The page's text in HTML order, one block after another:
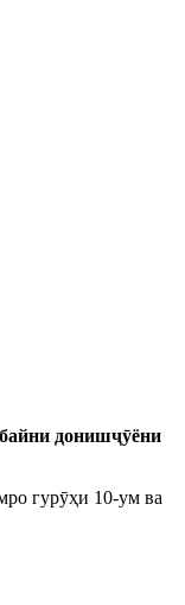
донишҷӯёни
гурӯҳи 10-ум ва